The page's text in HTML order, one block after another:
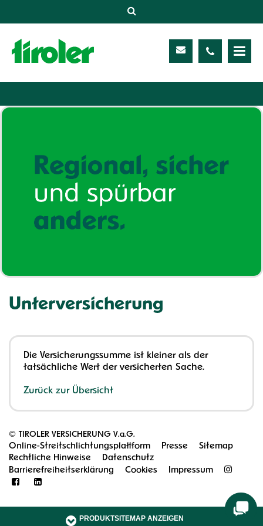
Service
Meine TIROLER
Karriere
Unterversicherung
Die Versicherungssumme ist kleiner als der
tatsächliche Wert der versicherten Sache.
Zurück zur Übersicht
© TIROLER VERSICHERUNG V.a.G.
Online-Streitschlichtungsplattform
Presse
Sitemap
Rechtliche Hinweise
Datenschutz
Barrierefreiheitserklärung
Cookies Impressum
PRODUKTSITEMAP ANZEIGEN